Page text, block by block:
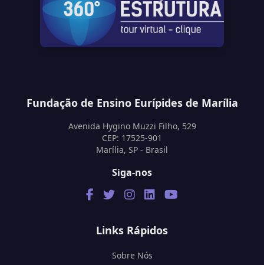
Fundação de Ensino Eurípides de Marília
Avenida Hygino Muzzi Filho, 529
CEP: 17525-901
Marília, SP - Brasil
Siga-nos
Links Rápidos
Sobre Nós